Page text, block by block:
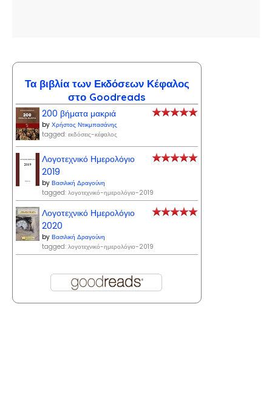
Τα βιβλία των Εκδόσεων Κέφαλος
στο Goodreads
200 βήματα μακριά
by Χρήστος Ντικμπασάνης
tagged: εκδόσεις-κέφαλος
Λογοτεχνικό Ημερολόγιο
2019
by Βασιλική Δραγούνη
tagged: λογοτεχνικό-ημερολόγιο-2019
Λογοτεχνικό Ημερολόγιο
2020
by Βασιλική Δραγούνη
tagged: λογοτεχνικό-ημερολόγιο-2019